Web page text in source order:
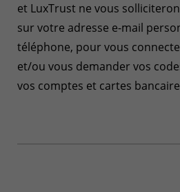
et LuxTrust ne vous
sur votre adresse e-mail
téléphone, pour vous
et/ou vous demander vos
vos comptes et cartes